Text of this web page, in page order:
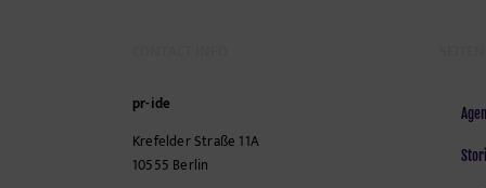
pr-ide
Krefelder Straße 11A
10555 Berlin